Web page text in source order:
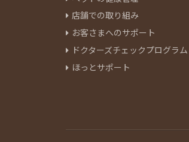
アラスカンマラミュート
ボーダーコリー
ブルドッグ 1
ビーグル
ボロニーズ 1
店舗での取り組み
お客さまへのサポート
ドクターズチェックプログラム
ほっとサポート